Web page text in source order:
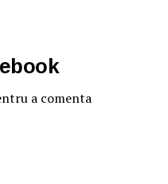
a comenta